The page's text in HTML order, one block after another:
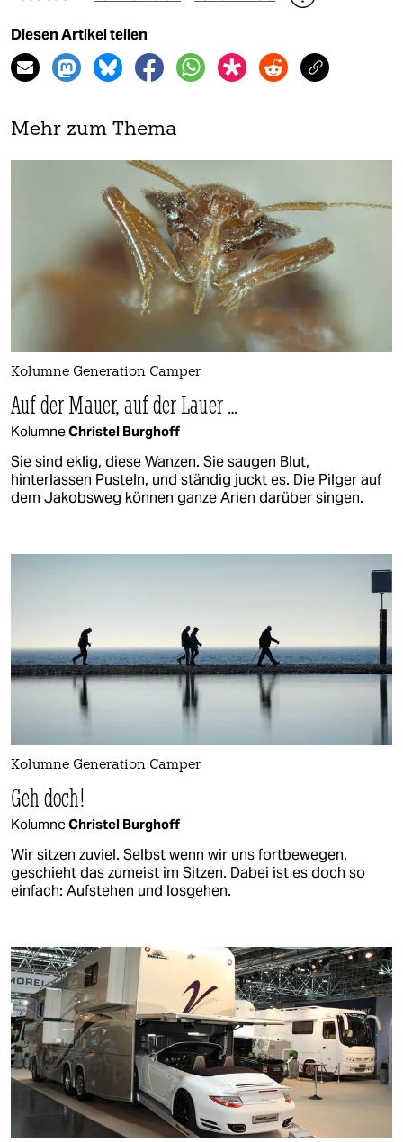
Diesen Artikel teilen
Mehr zum Thema
Kolumne Generation Camper
Auf der Mauer, auf der Lauer …
KolumneChristel Burghoff
Sie sind eklig, diese Wanzen. Sie saugen Blut,
hinterlassen Pusteln, und ständig juckt es. Die Pilger auf
dem Jakobsweg können ganze Arien darüber singen.
Kolumne Generation Camper
Geh doch!
KolumneChristel Burghoff
Wir sitzen zuviel. Selbst wenn wir uns fortbewegen,
geschieht das zumeist im Sitzen. Dabei ist es doch so
einfach: Aufstehen und losgehen.